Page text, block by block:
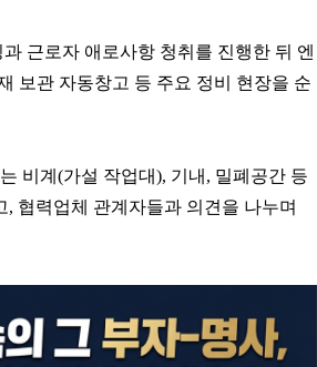
근로자 애로사항 청취를 진행한 뒤 엔
보관 자동창고 등 주요 정비 현장을 순
비계(가설 작업대), 기내, 밀폐공간 등
협력업체 관계자들과 의견을 나누며